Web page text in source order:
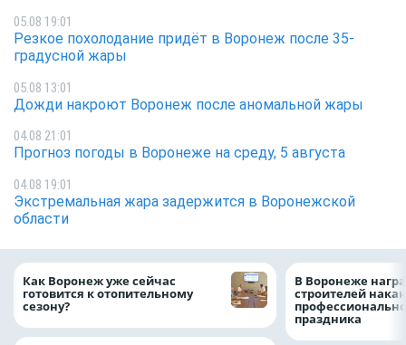
05.08 19:01
Резкое похолодание придёт в Воронеж после 35-
градусной жары
05.08 13:01
Дожди накроют Воронеж после аномальной жары
04.08 21:01
Прогноз погоды в Воронеже на среду, 5 августа
04.08 19:01
Экстремальная жара задержится в Воронежской
области
Как Воронеж уже сейчас
готовится к отопительному
сезону?
В Воронеже
строителей
праздника